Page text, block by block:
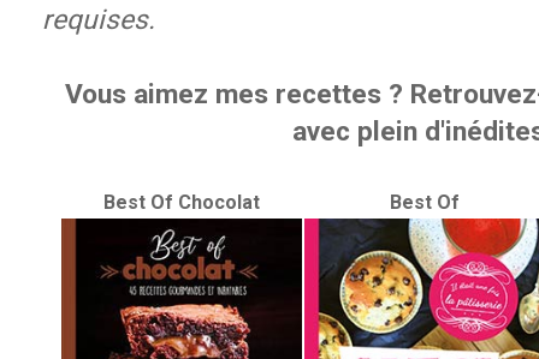
requises.
Vous aimez mes recettes ?
avec plein
Best Of Chocolat Best Of